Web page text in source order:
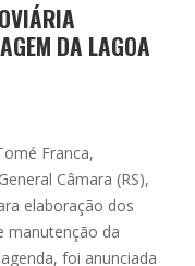
DA LAGOA
Franca,
Câmara (RS),
elaboração dos
manutenção da
foi anunciada